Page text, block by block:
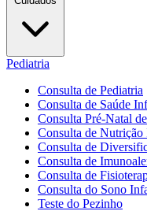
Pediatria
Consulta de Pediatria
Consulta de Saúde
Consulta Pré-Natal
Consulta de Nutrição
Consulta de
Consulta de
Consulta de
Consulta do Sono
Teste do Pezinho